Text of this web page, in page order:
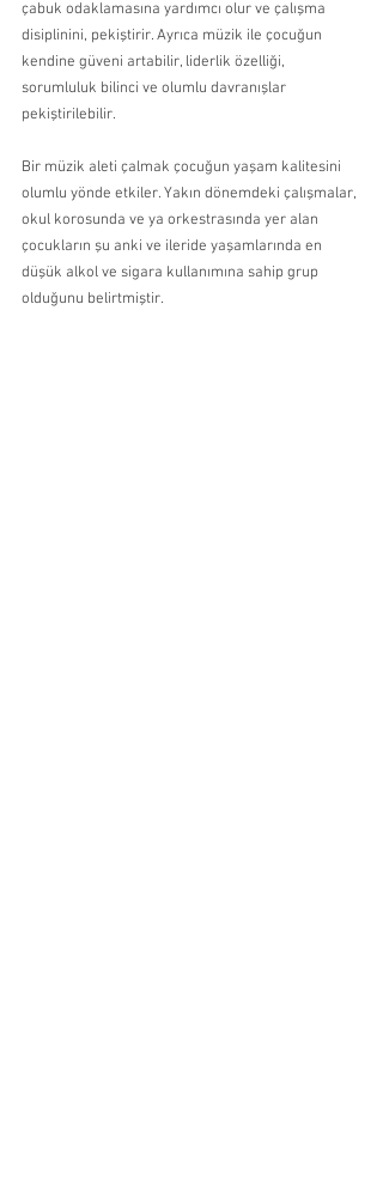
çabuk odaklamasına yardımcı olur ve çalışma
disiplinini, pekiştirir. Ayrıca müzik ile çocuğun
kendine güveni artabilir, liderlik özelliği,
sorumluluk bilinci ve olumlu davranışlar
pekiştirilebilir.
Bir müzik aleti çalmak çocuğun yaşam kalitesini
olumlu yönde etkiler. Yakın dönemdeki çalışmalar,
okul korosunda ve ya orkestrasında yer alan
çocukların şu anki ve ileride yaşamlarında en
düşük alkol ve sigara kullanımına sahip grup
olduğunu belirtmiştir.